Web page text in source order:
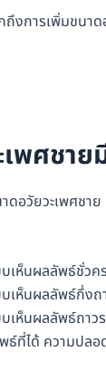
งการเพิ่มขนาด
พศชา
ดอวัยวะเพศช
เห็นผลลัพธ์ชั่วค
เห็นผลลัพธ์กึ่งถ
เห็นผลลัพธ์ถาวร
ที่ได้ ความปล